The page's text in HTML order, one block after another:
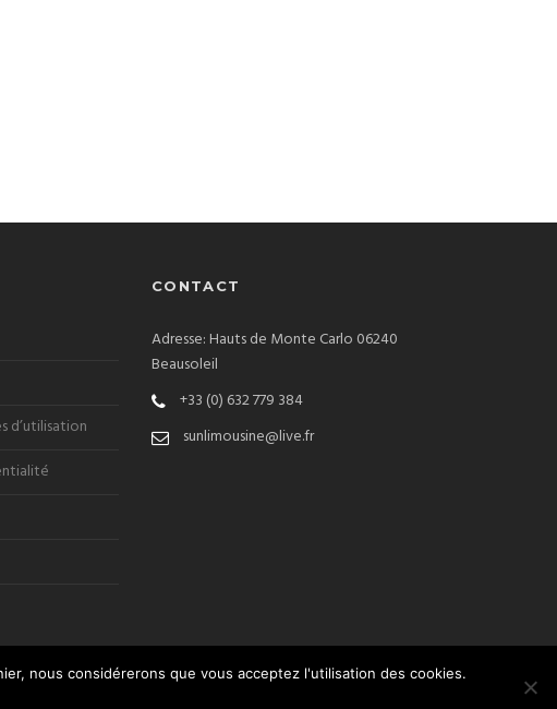
d’utilisation
CONTACT
Adresse: Hauts de Monte Carlo 06240
Beausoleil
+33 (0) 632 779 384
sunlimousine@live.fr
nous considérerons que vous acceptez l'utilisation des cookies.